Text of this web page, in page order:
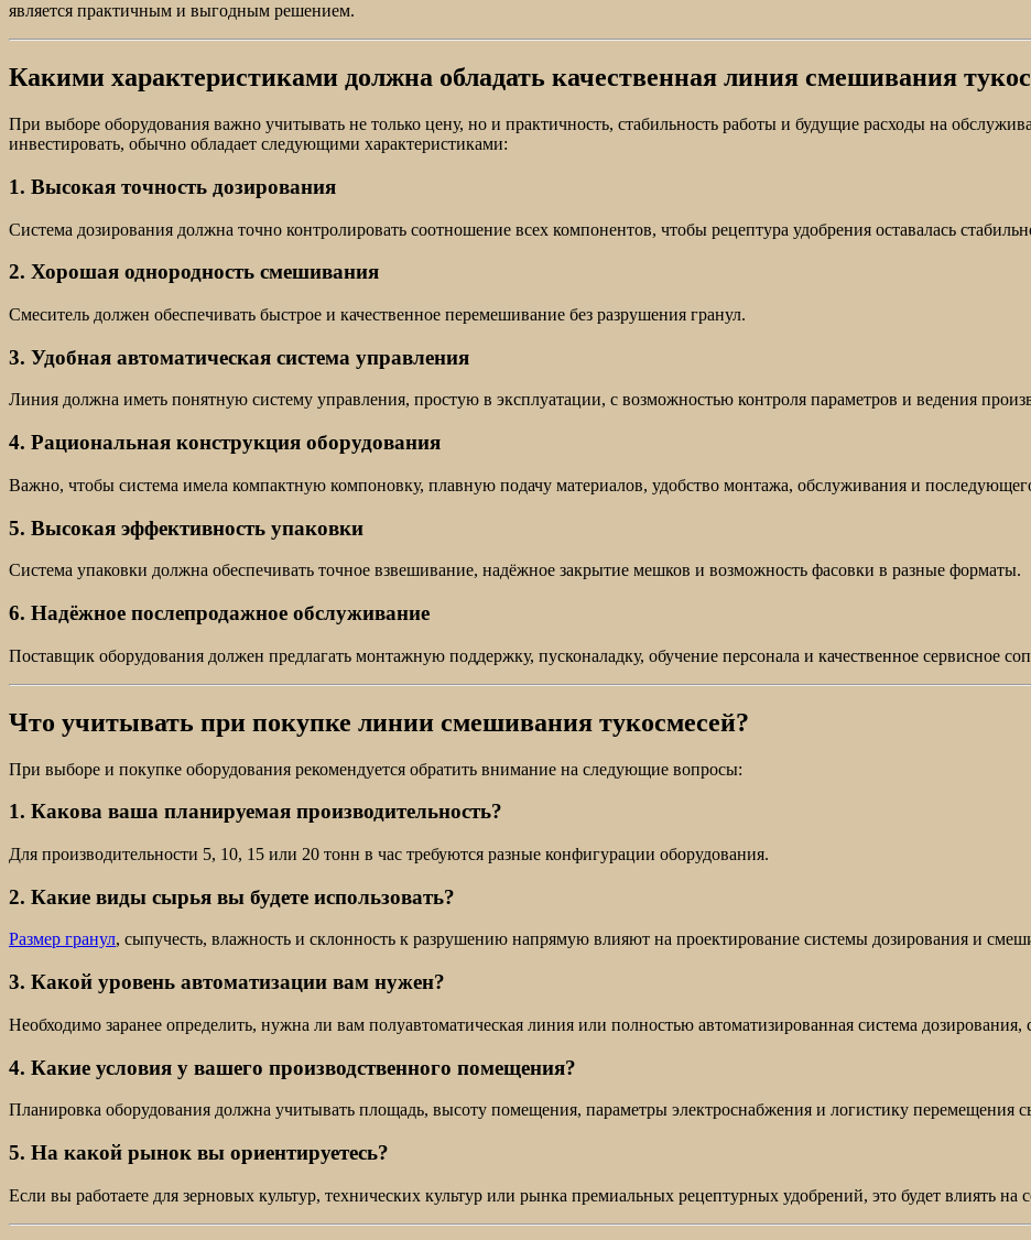
является практичным и выгодным решением.
Какими характеристиками должна обладать качественная линия смешивания
При выборе оборудования важно учитывать не только цену, но и практичность, стабильность работы и будущие расходы на
инвестировать, обычно обладает следующими характеристиками:
1. Высокая точность дозирования
Система дозирования должна точно контролировать соотношение всех компонентов, чтобы рецептура удобрения оставалась
2. Хорошая однородность смешивания
Смеситель должен обеспечивать быстрое и качественное перемешивание без разрушения гранул.
3. Удобная автоматическая система управления
Линия должна иметь понятную систему управления, простую в эксплуатации, с возможностью контроля параметров и ведения
4. Рациональная конструкция оборудования
Важно, чтобы система имела компактную компоновку, плавную подачу материалов, удобство монтажа, обслуживания и
5. Высокая эффективность упаковки
Система упаковки должна обеспечивать точное взвешивание, надёжное закрытие мешков и возможность фасовки в разные форматы.
6. Надёжное послепродажное обслуживание
Поставщик оборудования должен предлагать монтажную поддержку, пусконаладку, обучение персонала и качественное сервисное
Что учитывать при покупке линии смешивания тукосмесей?
При выборе и покупке оборудования рекомендуется обратить внимание на следующие вопросы:
1. Какова ваша планируемая производительность?
Для производительности 5, 10, 15 или 20 тонн в час требуются разные конфигурации оборудования.
2. Какие виды сырья вы будете использовать?
Размер гранул, сыпучесть, влажность и склонность к разрушению напрямую влияют на проектирование системы дозирования и
3. Какой уровень автоматизации вам нужен?
Необходимо заранее определить, нужна ли вам полуавтоматическая линия или полностью автоматизированная система
4. Какие условия у вашего производственного помещения?
Планировка оборудования должна учитывать площадь, высоту помещения, параметры электроснабжения и логистику перемещения
5. На какой рынок вы ориентируетесь?
Если вы работаете для зерновых культур, технических культур или рынка премиальных рецептурных удобрений, это будет влиять на